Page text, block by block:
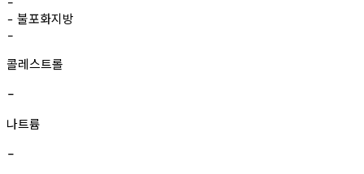
- 불포화지방
-
콜레스트롤
-
나트륨
-